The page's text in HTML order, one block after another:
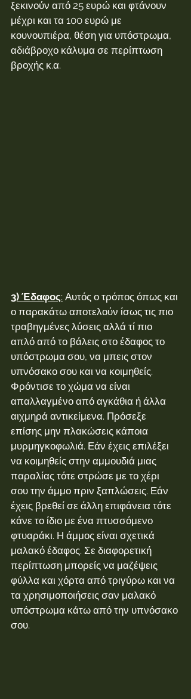
ξεκινούν από 25 ευρώ και φτάνουν
μέχρι και τα 100 ευρώ με
κουνουπιέρα, θέση για υπόστρωμα,
αδιάβροχο κάλυμα σε περίπτωση
βροχής κ.α.
3) Έδαφος: Αυτός ο τρόπος όπως και
ο παρακάτω αποτελούν ίσως τις πιο
τραβηγμένες λύσεις αλλά τί πιο
απλό από το βάλεις στο έδαφος το
υπόστρωμα σου, να μπεις στον
υπνόσακο σου και να κοιμηθείς.
Φρόντισε το χώμα να είναι
απαλλαγμένο από αγκάθια ή άλλα
αιχμηρά αντικείμενα. Πρόσεξε
επίσης μην πλακώσεις κάποια
μυρμηγκοφωλιά. Εάν έχεις επιλέξει
να κοιμηθείς στην αμμουδιά μιας
παραλίας τότε στρώσε με το χέρι
σου την άμμο πριν ξαπλώσεις. Εάν
έχεις βρεθεί σε άλλη επιφάνεια τότε
κάνε το ίδιο με ένα πτυσσόμενο
φτυαράκι. Η άμμος είναι σχετικά
μαλακό έδαφος. Σε διαφορετική
περίπτωση μπορείς να μαζέψεις
φύλλα και χόρτα από τριγύρω και να
τα χρησιμοποιήσεις σαν μαλακό
υπόστρωμα κάτω από την υπνόσακο
σου.